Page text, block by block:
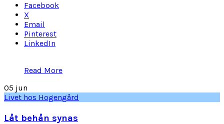
Facebook
X
Email
Pinterest
LinkedIn
Read More
05 jun
Livet hos Hogengård
Låt behån synas